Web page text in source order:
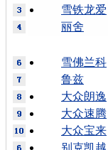
雪铁龙爱
丽舍
雪佛兰科
鲁兹
大众朗逸
大众速腾
大众宝来